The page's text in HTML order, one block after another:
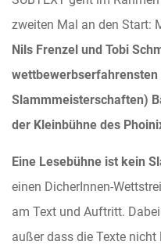
zweiten Mal an den Start:
Nils Frenzel und Tobi
wettbewerbserfahrensten
Slammmeisterschaften)
der Kleinbühne des
Eine Lesebühne ist kein
einen DicherInnen-
am Text und Auftritt.
außer dass die Texte